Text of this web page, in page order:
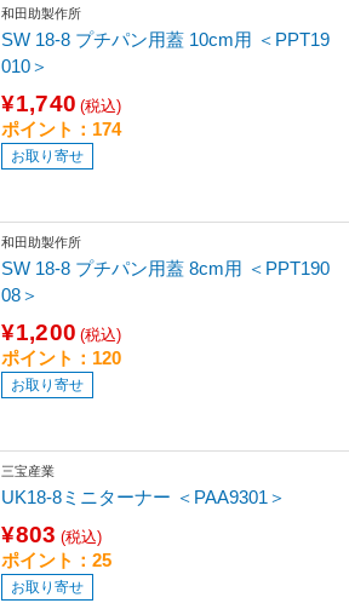
和田助製作所
SW 18-8 プチパン用蓋 10cm用 ＜PPT19
010＞
¥1,740 (税込)
ポイント：174
お取り寄せ
和田助製作所
SW 18-8 プチパン用蓋 8cm用 ＜PPT190
08＞
¥1,200 (税込)
ポイント：120
お取り寄せ
三宝産業
UK18-8ミニターナー ＜PAA9301＞
¥803 (税込)
ポイント：25
お取り寄せ